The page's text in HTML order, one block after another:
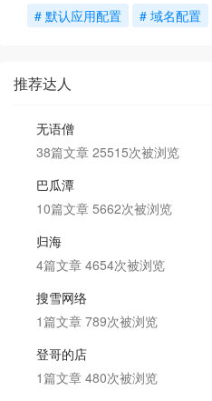
# 默认应用配置 # 域名配置
推荐达人
无语僧
38篇文章 25515次被浏览
巴瓜潭
10篇文章 5662次被浏览
归海
4篇文章 4654次被浏览
搜雪网络
1篇文章 789次被浏览
登哥的店
1篇文章 480次被浏览